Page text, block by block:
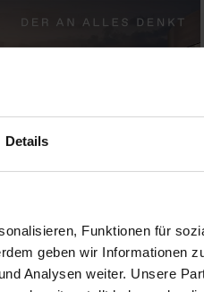
Details
Funktionen für
geben wir Informationen
Analysen weiter. Unsere